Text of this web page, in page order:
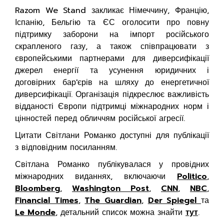
Razom We Stand закликає Німеччину, Францію,
Іспанію, Бельгію та ЄС оголосити про повну
підтримку заборони на імпорт російського
скрапленого газу, а також співпрацювати з
європейськими партнерами для диверсифікації
джерел енергії та усунення юридичних і
договірних бар'єрів на шляху до енергетичної
диверсифікації. Організація підкреслює важливість
відданості Європи підтримці міжнародних норм і
цінностей перед обличчям російської агресії.
Цитати Світлани Романко доступні для публікації
з відповідним посиланням.
Світлана Романко публікувалася у провідних
міжнародних виданнях, включаючи Politico,
Bloomberg, Washington Post, CNN, NBC,
Financial Times,The Guardian,Der Spiegelта
Le Monde, детальний список можна знайти тут.